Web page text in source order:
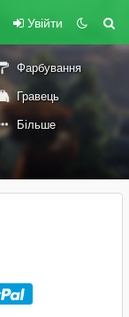
Увійти
Фарбування
Гравець
Більше